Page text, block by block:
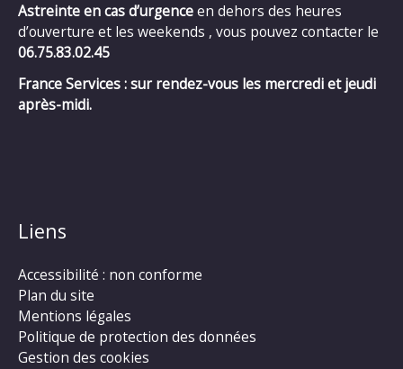
Astreinte en cas d’urgenceen dehors des heures
d’ouverture et les weekends , vous pouvez contacter le
06.75.83.02.45
France Services : sur rendez-vous les mercredi et jeudi
après-midi.
Liens
Accessibilité : non conforme
Plan du site
Mentions légales
Politique de protection des données
Gestion des cookies